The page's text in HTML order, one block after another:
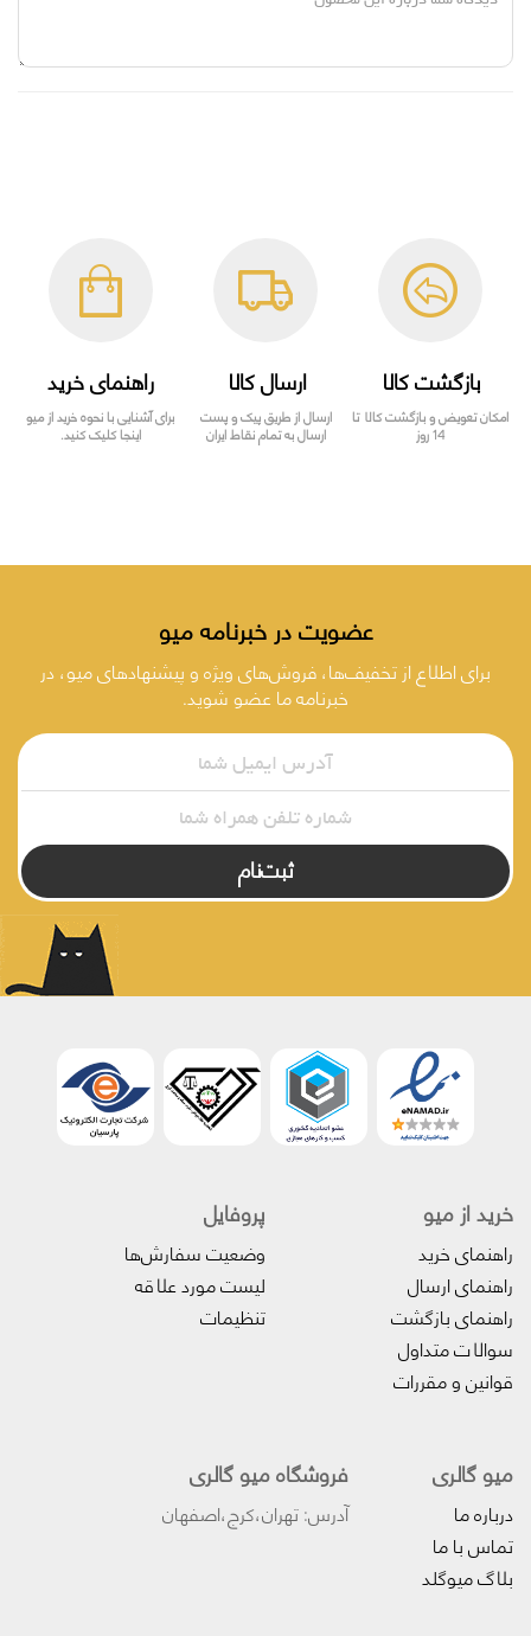
بازگشت کالا
امکان تعویض و بازگشت کالا تا
14 روز
ارسال کالا
ارسال از طریق پیک و پست
ارسال به تمام نقاط ایران
راهنمای خرید
برای آشنایی با نحوه خرید از میو
اینجا کلیک کنید.
عضویت در خبرنامه میو
برای اطلاع از تخفیف‌ها، فروش‌های ویژه و پیشنهادهای میو، در
خبرنامه ما عضو شوید.
ثبت‌نام
خرید از میو
راهنمای خرید
راهنمای ارسال
راهنمای بازگشت
سوالات متداول
قوانین و مقررات
پروفایل‌
وضعیت سفارش‌ها
لیست مورد علاقه
تنظیمات
میو گالری
درباره ما
تماس با ما
بلاگ میوگلد
فروشگاه میو گالری
آدرس: تهران،کرج،اصفهان